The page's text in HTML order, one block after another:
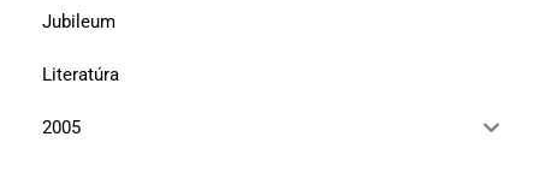
Jubileum
Literatúra
2005